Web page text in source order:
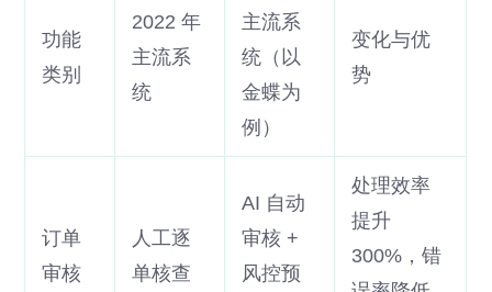
功能
类别
2022 年
主流系
统
主流系
统（以
金蝶为
例）
变化与优
势
订单
审核
人工逐
单核查
AI 自动
审核 +
风控预
处理效率
提升
300%，错